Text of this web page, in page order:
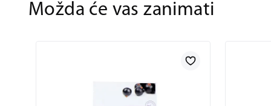
Možda će vas zanimati